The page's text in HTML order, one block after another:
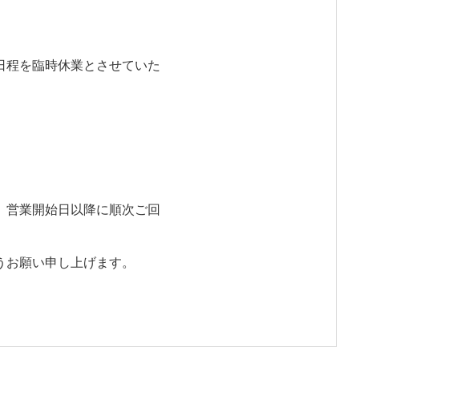
を臨時休業とさせていた
業開始日以降に順次ご回
願い申し上げます。